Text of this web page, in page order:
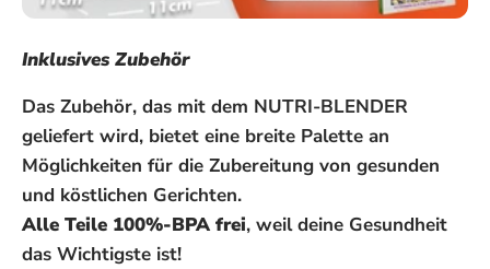
Inklusives Zubehör
Das Zubehör, das mit dem NUTRI-BLENDER
geliefert wird, bietet eine breite Palette an
Möglichkeiten für die Zubereitung von gesunden
und köstlichen Gerichten.
Alle Teile 100%-BPA frei, weil deine Gesundheit
das Wichtigste ist!